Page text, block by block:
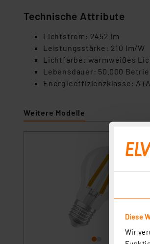
Diese
Wir
Technische Attribute
Lichtstrom : 2452 lm
Leistungsstärke: 21 0 lm/W
Lichtfarbe: warmweißes
Lebensdauer: 50.000
Energieeffizienzklasse: A
Weitere Modelle